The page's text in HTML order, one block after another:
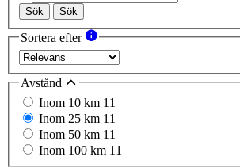
Sök Sök
Sortera efter
Avstånd
Inom 10 km 11
Inom 25 km 11
Inom 50 km 11
Inom 100 km 11